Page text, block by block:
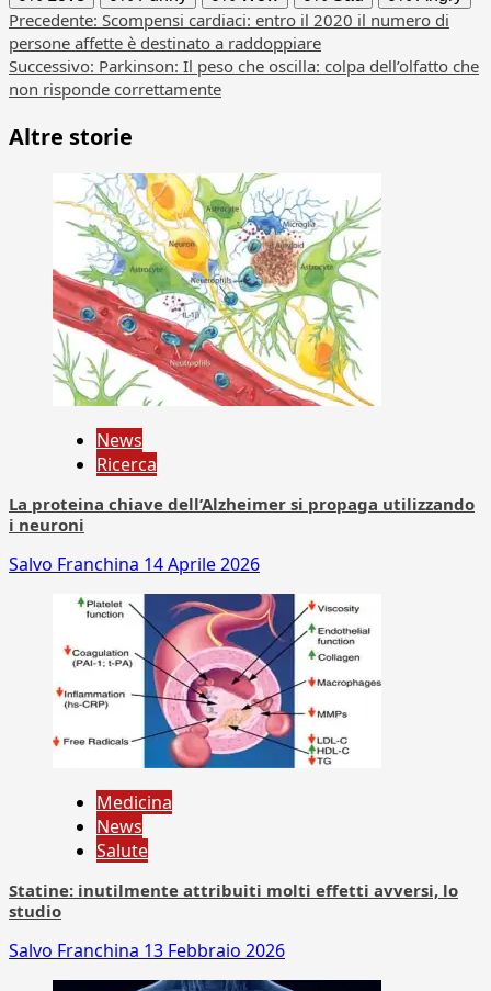
Navigazione
articolo
Precedente: Scompensi cardiaci: entro il 2020 il numero di
persone affette è destinato a raddoppiare
Successivo: Parkinson: Il peso che oscilla: colpa dell’olfatto che
non risponde correttamente
Altre storie
News
Ricerca
La proteina chiave dell’Alzheimer si propaga utilizzando
i neuroni
Salvo Franchina 14 Aprile 2026
Medicina
News
Salute
Statine: inutilmente attribuiti molti effetti avversi, lo
studio
Salvo Franchina 13 Febbraio 2026